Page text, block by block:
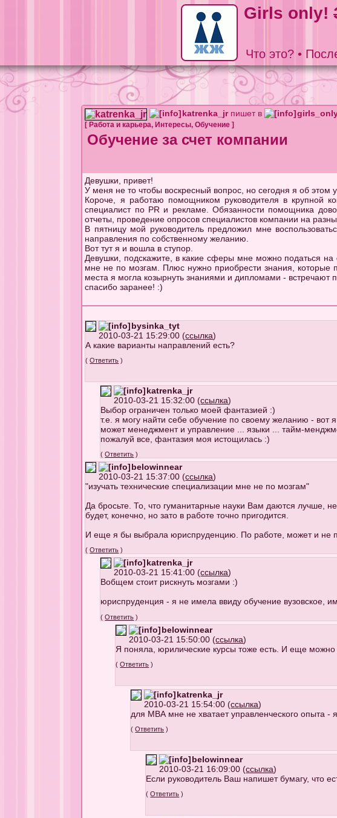
Girls only!
Что это? •
katrenka_jrпишет в
[ Работа и карьера, Интересы,Обучение ]
Обучение за счет компании
Девушки, привет!
У меня не то чтобы воскресный вопрос, но сегодня я об
Короче, я работаю помощником руководителя в крупной
специалист по PR и рекламе. Обязанности помощника
отчеты, проведение опросов специалистов компании на
В пятницу мой руководитель предложил мне
направления по собственному желанию.
Вот тут я и вошла в ступор.
Девушки, подскажите, в какие сферы мне можно податься на
мне не по мозгам. Плюс нужно приобрести знания, которые
места я могла козырнуть знаниями и дипломами - встречают
спасибо заранее! :)
bysinka_tyt
2010-03-21 15:29:00 (ссылка)
А какие варианты направлений есть?
(Ответить )
katrenka_jr
2010-03-21 15:32:00 (ссылка)
Выбор ограничен только моей фантазией :)
т.е. я могу найти себе обучение по своему желанию -
может менеджмент и управление ... языки ... тайм-
пожалуй все, фантазия моя истощилась :)
(Ответить )
belowinnear
2010-03-21 15:37:00 (ссылка)
"изучать технические специализации мне не по мозгам"
Да бросьте. То, что гуманитарные науки Вам даются лучше,
будет, конечно, но зато в работе точно пригодится.
И еще я бы выбрала юриспруденцию. По работе, может и не
(Ответить )
katrenka_jr
2010-03-21 15:41:00 (ссылка)
Вобщем стоит рискнуть мозгами :)
юриспруденция - я не имела ввиду обучение вузовское,
(Ответить )
belowinnear
2010-03-21 15:50:00 (ссылка)
Я поняла, юрилические курсы тоже есть. И еще можно
(Ответить )
katrenka_jr
2010-03-21 15:54:00 (ссылка)
для МВА мне не хватает управленческого опыта -
(Ответить )
belowinnear
2010-03-21 16:09:00 (ссылка)
Если руководитель Ваш напишет бумагу, что
(Ответить )